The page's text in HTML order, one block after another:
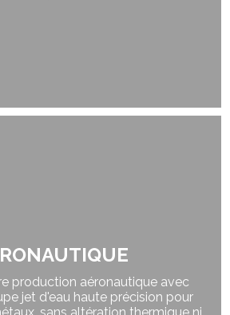
production aéronautique avec
jet d'eau haute précision pour